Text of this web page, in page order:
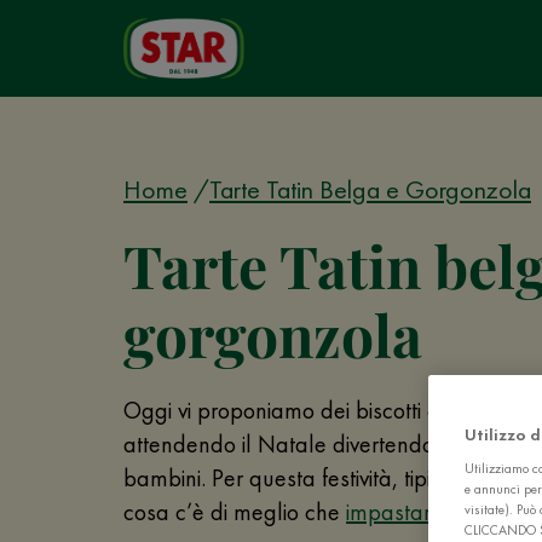
Home Tarte Tatin Belga e Gorgonzola
Tarte Tatin
gorgonzola
Oggi vi proponiamo dei biscotti che potete
attendendo il Natale divertendovi in cucina
bambini. Per questa festività, tipicamente
cosa c’è di meglio che impastare ,
Utilizzo
Utilizziamo
e annunci
visitate). Può
CLICCANDO